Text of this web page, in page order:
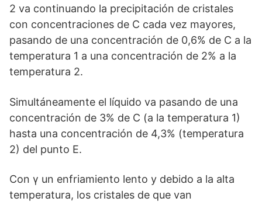
2 va continuando la precipitación de cristales
con concentraciones de C cada vez mayores,
pasando de una concentración de 0,6% de C a la
temperatura 1 a una concentración de 2% a la
temperatura 2.
Simultáneamente el líquido va pasando de una
concentración de 3% de C (a la temperatura 1)
hasta una concentración de 4,3% (temperatura
2) del punto E.
Con γ un enfriamiento lento y debido a la alta
temperatura, los cristales de que van